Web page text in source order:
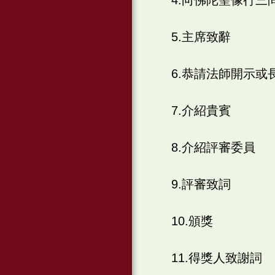
5.主席致辭
6.恭請法師開示或
7.介紹貴賓
8.介紹評審委員
9.評審致詞
10.頒獎
11.得獎人致謝詞